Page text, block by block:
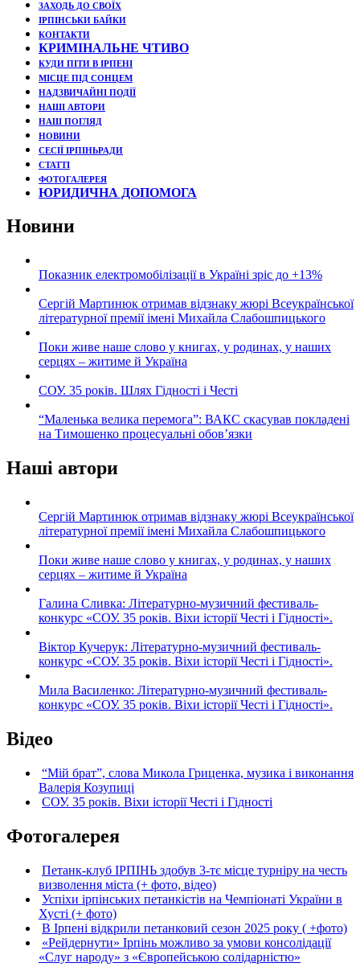
ЗАХОДЬ ДО СВОЇХ
ІРПІНСЬКИ БАЙКИ
КОНТАКТИ
КРИМІНАЛЬНЕ ЧТИВО
КУДИ ПІТИ В ІРПЕНІ
МІСЦЕ ПІД СОНЦЕМ
НАДЗВИЧАЙНІ ПОДЇЇ
НАШІ АВТОРИ
НАШ ПОГЛЯД
НОВИНИ
СЕСІЇ ІРПІНЬРАДИ
СТАТТІ
ФОТОГАЛЕРЕЯ
ЮРИДИЧНА ДОПОМОГА
Новини
Показник електромобілізації в Україні зріс до +13%
Сергій Мартинюк отримав відзнаку жюрі Всеукраїнської
літературної премії імені Михайла Слабошпицького
Поки живе наше слово у книгах, у родинах, у наших
серцях – житиме й Україна
СОУ. 35 років. Шлях Гідності і Честі
“Маленька велика перемога”: ВАКС скасував покладені
на Тимошенко процесуальні обов’язки
Наші автори
Сергій Мартинюк отримав відзнаку жюрі Всеукраїнської
літературної премії імені Михайла Слабошпицького
Поки живе наше слово у книгах, у родинах, у наших
серцях – житиме й Україна
Галина Сливка: Літературно-музичний фестиваль-
конкурс «СОУ. 35 років. Віхи історії Честі і Гідності».
Віктор Кучерук: Літературно-музичний фестиваль-
конкурс «СОУ. 35 років. Віхи історії Честі і Гідності».
Мила Василенко: Літературно-музичний фестиваль-
конкурс «СОУ. 35 років. Віхи історії Честі і Гідності».
Відео
“Мій брат”, слова Микола Гриценка, музика і виконання
Валерія Козупиці
СОУ. 35 років. Віхи історії Честі і Гідності
Фотогалерея
Петанк-клуб ІРПІНЬ здобув 3-тє місце турніру на честь
визволення міста (+ фото, відео)
Успіхи ірпінських петанкістів на Чемпіонаті України в
Хусті (+ фото)
В Ірпені відкрили петанковий сезон 2025 року ( +фото)
«Рейдернути» Ірпінь можливо за умови консолідації
«Слуг народу» з «Європейською солідарністю»